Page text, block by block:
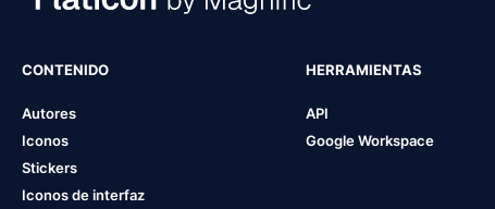
CONTENIDO
Autores
Iconos
Stickers
Iconos de interfaz
HERRAMIENTAS
API
Google Workspace